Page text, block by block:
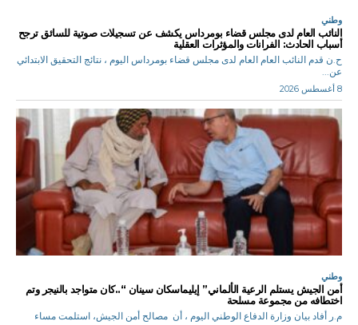
وطني
النائب العام لدى مجلس قضاء بومرداس يكشف عن تسجيلات صوتية للسائق ترجح
أسباب الحادث: الفرانات والمؤثرات العقلية
ح.ن قدم النائب العام العام لدى مجلس قضاء بومرداس اليوم ، نتائج التحقيق الابتدائي
عن...
8 أغسطس 2026
وطني
أمن الجيش يستلم الرعية الألماني” إيليماسكان سينان “..كان متواجد بالنيجر وتم
اختطافه من مجموعة مسلحة
م.ر أفاد بيان وزارة الدفاع الوطني اليوم ، أن مصالح أمن الجيش، استلمت مساء